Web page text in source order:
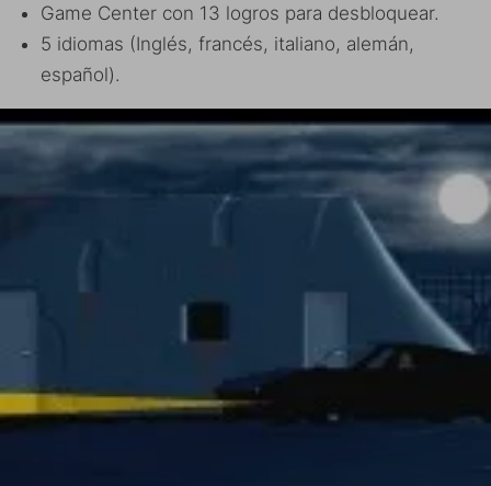
Game Center con 13 logros para desbloquear.
5 idiomas ​​(Inglés, francés, italiano, alemán,
español).